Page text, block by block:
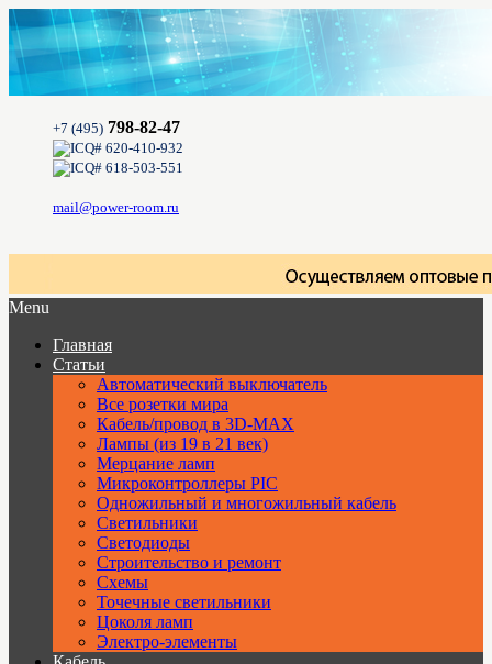
+7 (495) 798-82-47
620-410-932
618-503-551
mail@power-room.ru
Menu
Главная
Статьи
Автоматический выключатель
Все розетки мира
Кабель/провод в 3D-MAX
Лампы (из 19 в 21 век)
Мерцание ламп
Микроконтроллеры PIC
Одножильный и многожильный кабель
Светильники
Светодиоды
Строительство и ремонт
Схемы
Точечные светильники
Цоколя ламп
Электро-элементы